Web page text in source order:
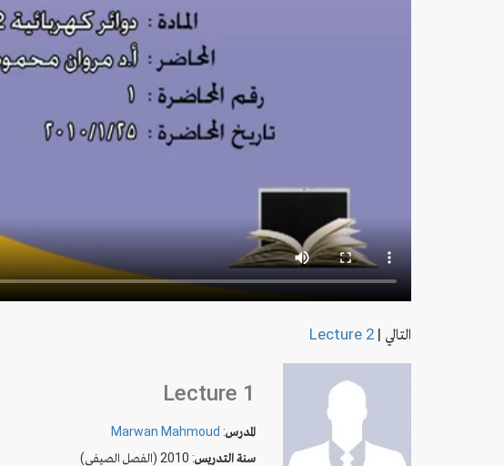
التالي |
Lecture 2
Lecture 1
المدرس:
Marwan Mahmoud
سنة التدريس: 2010 (الفصل الصيفي)